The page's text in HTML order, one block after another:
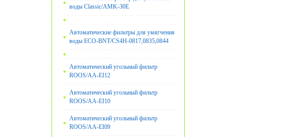
воды Classic/AMK-30E
Автоматические фильтры для умягчения
воды ECO-BNT/CS4H-0817,0835,0844
Автоматический угольный фильтр
ROOS/AA-EI12
Автоматический угольный фильтр
ROOS/AA-EI10
Автоматический угольный фильтр
ROOS/AA-EI09